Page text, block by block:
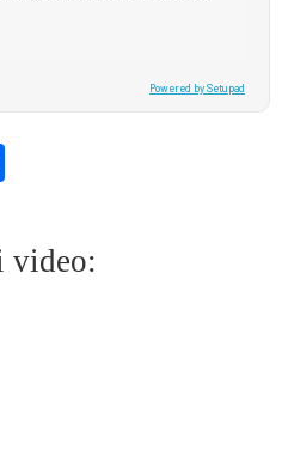
Powered by Setupad
video: